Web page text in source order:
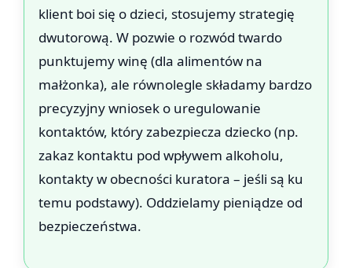
klient boi się o dzieci, stosujemy strategię
dwutorową. W pozwie o rozwód twardo
punktujemy winę (dla alimentów na
małżonka), ale równolegle składamy bardzo
precyzyjny wniosek o uregulowanie
kontaktów, który zabezpiecza dziecko (np.
zakaz kontaktu pod wpływem alkoholu,
kontakty w obecności kuratora – jeśli są ku
temu podstawy). Oddzielamy pieniądze od
bezpieczeństwa.